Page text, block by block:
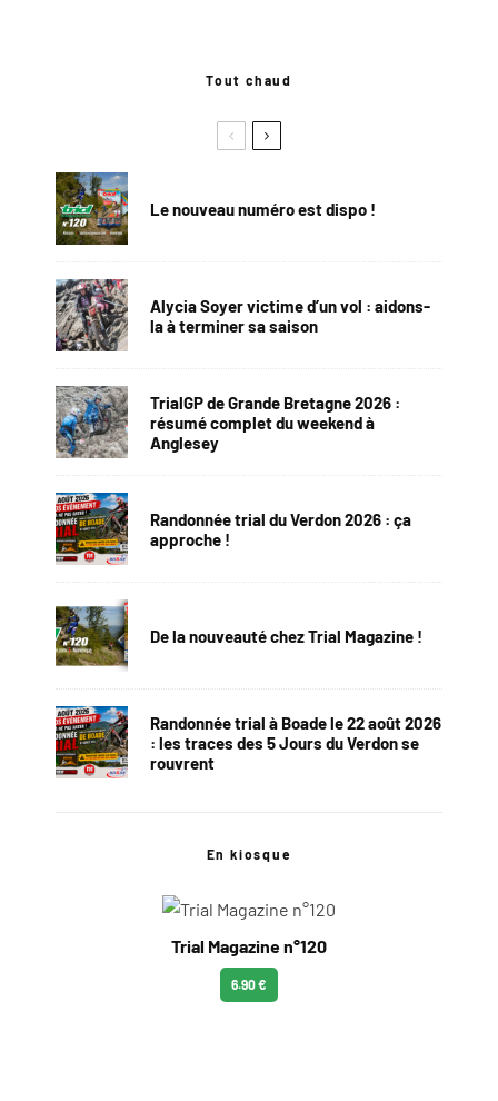
Tout chaud
Le nouveau numéro est dispo !
Alycia Soyer victime d’un vol : aidons-
la à terminer sa saison
TrialGP de Grande Bretagne 2026 :
résumé complet du weekend à
Anglesey
Randonnée trial du Verdon 2026 : ça
approche !
De la nouveauté chez Trial Magazine !
Randonnée trial à Boade le 22 août 2026
: les traces des 5 Jours du Verdon se
rouvrent
En kiosque
Trial Magazine n°120
6.90 €